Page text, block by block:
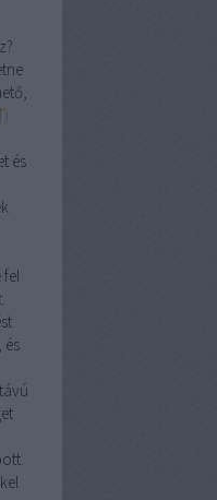
és
fel
és